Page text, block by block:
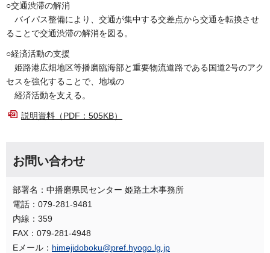
○交通渋滞の解消
バイパス整備により、交通が集中する交差点から交通を転換させ
ることで交通渋滞の解消を図る。
○経済活動の支援
姫路港広畑地区等播磨臨海部と重要物流道路である国道2号のアク
セスを強化することで、地域の
経済活動を支える。
説明資料（PDF：505KB）
お問い合わせ
部署名：中播磨県民センター 姫路土木事務所
電話：079-281-9481
内線：359
FAX：079-281-4948
Eメール： himejidoboku@pref.hyogo.lg.jp